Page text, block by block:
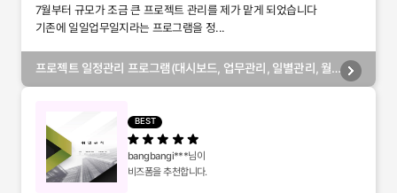
7월부터 규모가 조금 큰 프로젝트 관리를 제가 맡게 되었습니다
기존에 일일업무일지라는 프로그램을 정...
프로젝트 일정관리 프로그램(대시보드, 업무관리, 일별관리, 월
BEST
bangbangi***님이
비즈폼을 추천합니다.